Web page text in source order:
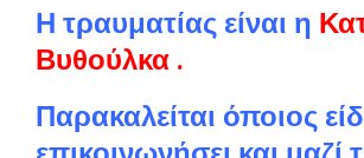
Η τραυματίας είναι η
Βυθούλκα.
Παρακαλείται όποιος